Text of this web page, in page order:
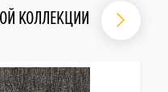
КОЛЛЕКЦИИ